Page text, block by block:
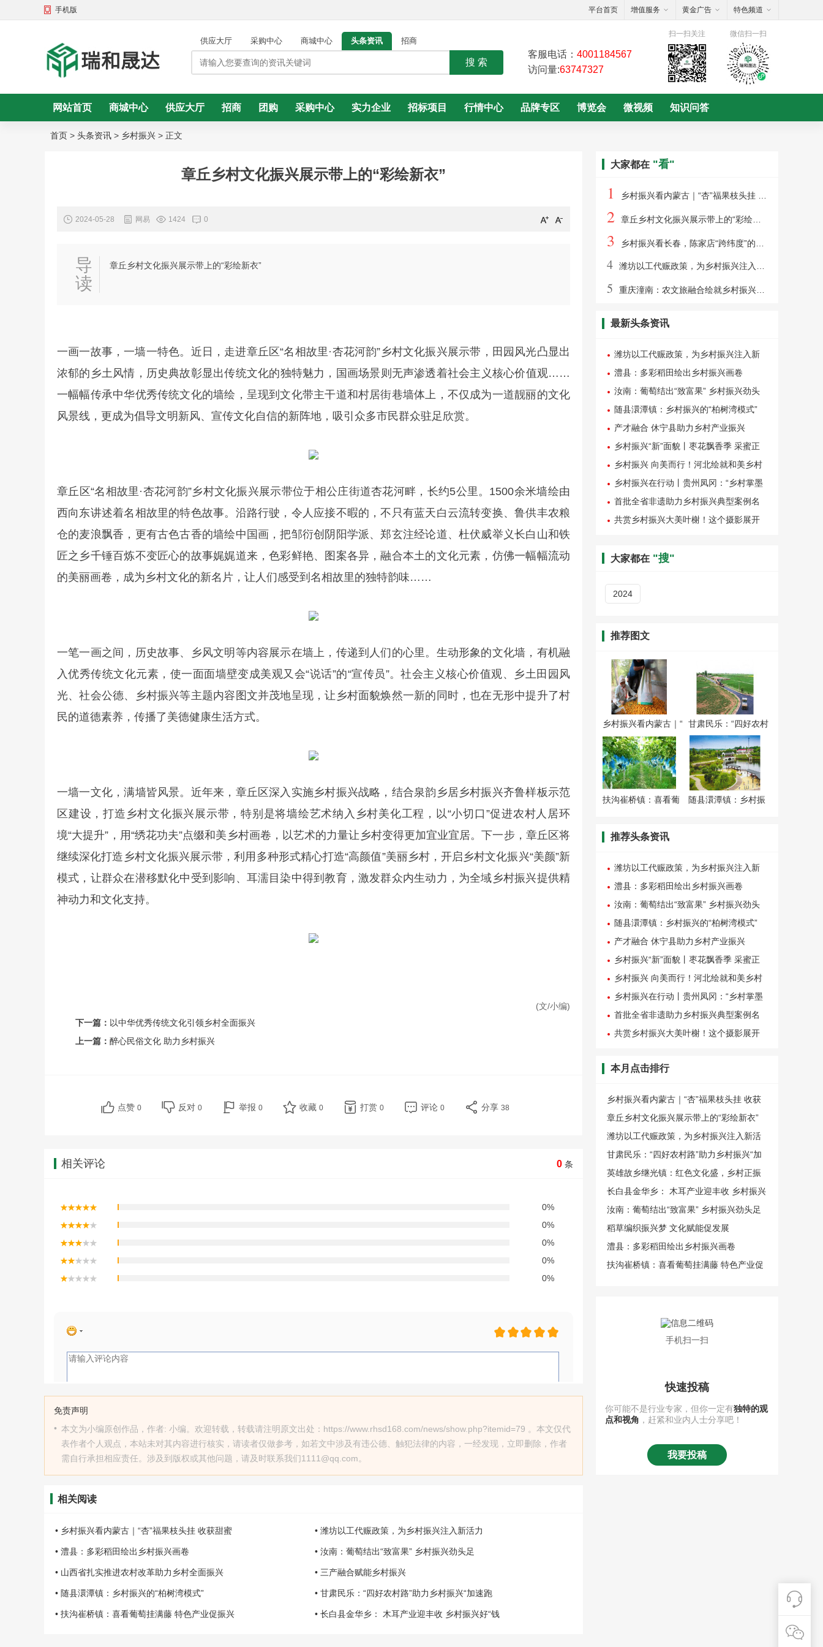
手机版 平台首页 增值服务 黄金广告 特色频道
供应大厅 采购中心 商城中心 头条资讯 招商
搜 索
客服电话： 4001184567
访问量:63747327
微信扫一扫
扫一扫关注
网站首页 商城中心 供应大厅 招商 团购 采购中心 实力企业 招标项目 行情中心 品牌专区 博览会 微视频 知识问答
头条资讯
首页 > 头条资讯 > 乡村振兴 > 正文
章丘乡村文化振兴展示带上的“彩绘新衣”
2024-05-28 网易 1424 0
导
读
章丘乡村文化振兴展示带上的“彩绘新衣”
一画一故事，一墙一特色。近日，走进章丘区“名相故里·杏花河韵”乡村文化振兴展示带，田园风光凸显出
浓郁的乡土风情，历史典故彰显出传统文化的独特魅力，国画场景则无声渗透着社会主义核心价值观……
一幅幅传承中华优秀传统文化的墙绘，呈现到文化带主干道和村居街巷墙体上，不仅成为一道靓丽的文化
风景线，更成为倡导文明新风、宣传文化自信的新阵地，吸引众多市民群众驻足欣赏。
章丘区“名相故里·杏花河韵”乡村文化振兴展示带位于相公庄街道杏花河畔，长约5公里。1500余米墙绘由
西向东讲述着名相故里的特色故事。沿路行驶，令人应接不暇的，不只有蓝天白云流转变换、鲁供丰农粮
仓的麦浪飘香，更有古色古香的墙绘中国画，把邹衍创阴阳学派、郑玄注经论道、杜伏威举义长白山和铁
匠之乡千锤百炼不变匠心的故事娓娓道来，色彩鲜艳、图案各异，融合本土的文化元素，仿佛一幅幅流动
的美丽画卷，成为乡村文化的新名片，让人们感受到名相故里的独特韵味……
一笔一画之间，历史故事、乡风文明等内容展示在墙上，传递到人们的心里。生动形象的文化墙，有机融
入优秀传统文化元素，使一面面墙壁变成美观又会“说话”的“宣传员”。社会主义核心价值观、乡土田园风
光、社会公德、乡村振兴等主题内容图文并茂地呈现，让乡村面貌焕然一新的同时，也在无形中提升了村
民的道德素养，传播了美德健康生活方式。
一墙一文化，满墙皆风景。近年来，章丘区深入实施乡村振兴战略，结合泉韵乡居乡村振兴齐鲁样板示范
区建设，打造乡村文化振兴展示带，特别是将墙绘艺术纳入乡村美化工程，以“小切口”促进农村人居环
境“大提升”，用“绣花功夫”点缀和美乡村画卷，以艺术的力量让乡村变得更加宜业宜居。下一步，章丘区将
继续深化打造乡村文化振兴展示带，利用多种形式精心打造“高颜值”美丽乡村，开启乡村文化振兴“美颜”新
模式，让群众在潜移默化中受到影响、耳濡目染中得到教育，激发群众内生动力，为全域乡村振兴提供精
神动力和文化支持。
(文/小编)
下一篇： 以中华优秀传统文化引领乡村全面振兴
上一篇： 醉心民俗文化 助力乡村振兴
点赞 0 反对 0 举报 0 收藏 0 打赏 0 评论 0 分享 38
0 条
相关评论
免责声明
• 本文为小编原创作品，作者: 小编。欢迎转载，转载请注明原文出处：https://www.rhsd168.com/news/show.php?itemid=79 。本文仅代
表作者个人观点，本站未对其内容进行核实，请读者仅做参考，如若文中涉及有违公德、触犯法律的内容，一经发现，立即删除，作者
需自行承担相应责任。涉及到版权或其他问题，请及时联系我们1111@qq.com。
相关阅读
• 乡村振兴看内蒙古｜“杏”福果枝头挂 收获甜蜜 • 潍坊以工代赈政策，为乡村振兴注入新活力
• 澧县：多彩稻田绘出乡村振兴画卷 • 汝南：葡萄结出“致富果” 乡村振兴劲头足
• 山西省扎实推进农村改革助力乡村全面振兴 • 三产融合赋能乡村振兴
• 随县澴潭镇：乡村振兴的“柏树湾模式” • 甘肃民乐：“四好农村路”助力乡村振兴“加速跑
• 扶沟崔桥镇：喜看葡萄挂满藤 特色产业促振兴 • 长白县金华乡： 木耳产业迎丰收 乡村振兴好“钱
大家都在 "看"
1 乡村振兴看内蒙古｜“杏”福果枝头挂 收获甜蜜在当“夏”
2 章丘乡村文化振兴展示带上的“彩绘新衣”
3 乡村振兴看长春，陈家店“跨纬度”的文旅生活
4 潍坊以工代赈政策，为乡村振兴注入新活力
5 重庆潼南：农文旅融合绘就乡村振兴新画卷
最新头条资讯
潍坊以工代赈政策，为乡村振兴注入新
活力
澧县：多彩稻田绘出乡村振兴画卷
汝南：葡萄结出“致富果” 乡村振兴劲头
足
随县澴潭镇：乡村振兴的“柏树湾模式”
产才融合 休宁县助力乡村产业振兴
乡村振兴“新”面貌丨枣花飘香季 采蜜正
当时
乡村振兴 向美而行！河北绘就和美乡村
新画卷
乡村振兴在行动丨贵州凤冈：“乡村掌墨
师”激活产业发展潜能
首批全省非遗助力乡村振兴典型案例名
单发布，潍坊收获“大满贯”
共赏乡村振兴大美叶榭！这个摄影展开
大家都在 "搜"
2024
推荐图文
乡村振兴看内蒙古｜“ 甘肃民乐：“四好农村
扶沟崔桥镇：喜看葡
随县澴潭镇：乡村振
推荐头条资讯
潍坊以工代赈政策，为乡村振兴注入新
活力
澧县：多彩稻田绘出乡村振兴画卷
汝南：葡萄结出“致富果” 乡村振兴劲头
足
随县澴潭镇：乡村振兴的“柏树湾模式”
产才融合 休宁县助力乡村产业振兴
乡村振兴“新”面貌丨枣花飘香季 采蜜正
当时
乡村振兴 向美而行！河北绘就和美乡村
新画卷
乡村振兴在行动丨贵州凤冈：“乡村掌墨
师”激活产业发展潜能
首批全省非遗助力乡村振兴典型案例名
单发布，潍坊收获“大满贯”
共赏乡村振兴大美叶榭！这个摄影展开
本月点击排行
乡村振兴看内蒙古｜“杏”福果枝头挂 收获
甜蜜在当“夏”
章丘乡村文化振兴展示带上的“彩绘新衣”
潍坊以工代赈政策，为乡村振兴注入新活
力
甘肃民乐：“四好农村路”助力乡村振兴“加
速跑”
英雄故乡继光镇：红色文化盛，乡村正振
兴
长白县金华乡： 木耳产业迎丰收 乡村振兴
好“钱”景
汝南：葡萄结出“致富果” 乡村振兴劲头足
稻草编织振兴梦 文化赋能促发展
澧县：多彩稻田绘出乡村振兴画卷
扶沟崔桥镇：喜看葡萄挂满藤 特色产业促
手机扫一扫
快速投稿
你可能不是行业专家，但你一定有独特的观
点和视角 ，赶紧和业内人士分享吧！
我要投稿